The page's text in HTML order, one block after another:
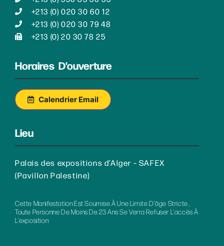
+213 (0) 020 30 60 12
+213 (0) 020 30 79 48
+213 (0) 20 30 78 25
Horaires D'ouverture
Calendrier Email
Lieu
Palais des expositions d’Alger – SAFEX
(Pavillon Palestine)
Cette Manifestation Est Soumise À Une Limite D’âge Stricte ,
Toute Personne De Moins De 23 Ans Se Verra Refuser L’accès À
L’exposition